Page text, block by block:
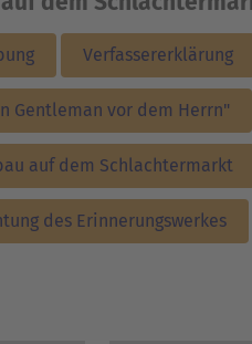
Verfassererklärung
Gentleman vor dem Herrn"
auf dem Schlachtermarkt
des Erinnerungswerkes